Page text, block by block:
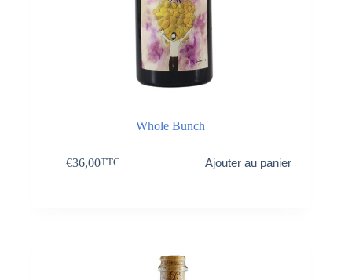
Whole Bunch
€36,00TTC Ajouter au panier